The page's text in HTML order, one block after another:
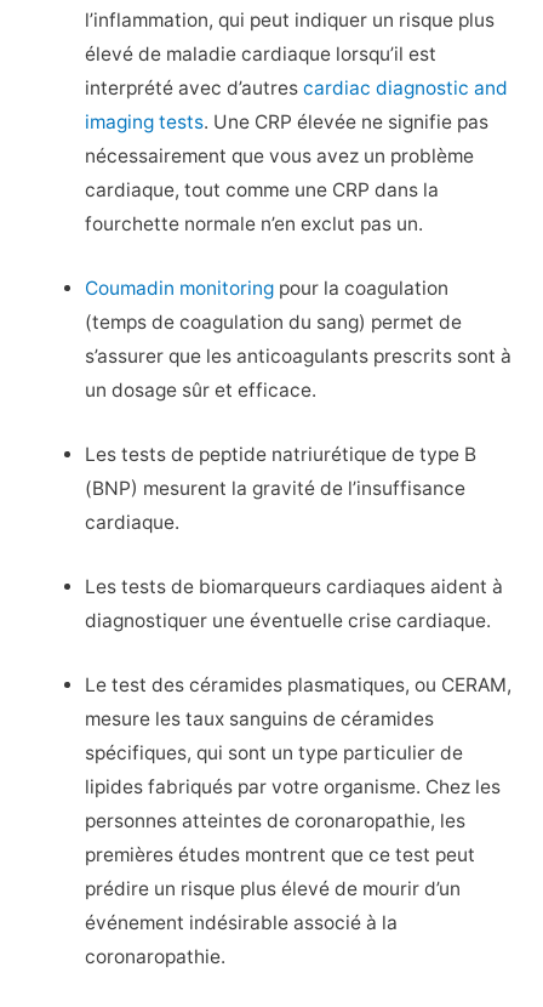
l’inflammation, qui peut indiquer un risque plus
élevé de maladie cardiaque lorsqu’il est
interprété avec d’autrescardiac diagnostic and
imaging tests. Une CRP élevée ne signifie pas
nécessairement que vous avez un problème
cardiaque, tout comme une CRP dans la
fourchette normale n’en exclut pas un.
Coumadin monitoring pour la coagulation
(temps de coagulation du sang) permet de
s’assurer que les anticoagulants prescrits sont à
un dosage sûr et efficace.
Les tests de peptide natriurétique de type B
(BNP) mesurent la gravité de l’insuffisance
cardiaque.
Les tests de biomarqueurs cardiaques aident à
diagnostiquer une éventuelle crise cardiaque.
Le test des céramides plasmatiques, ou CERAM,
mesure les taux sanguins de céramides
spécifiques, qui sont un type particulier de
lipides fabriqués par votre organisme. Chez les
personnes atteintes de coronaropathie, les
premières études montrent que ce test peut
prédire un risque plus élevé de mourir d’un
événement indésirable associé à la
coronaropathie.